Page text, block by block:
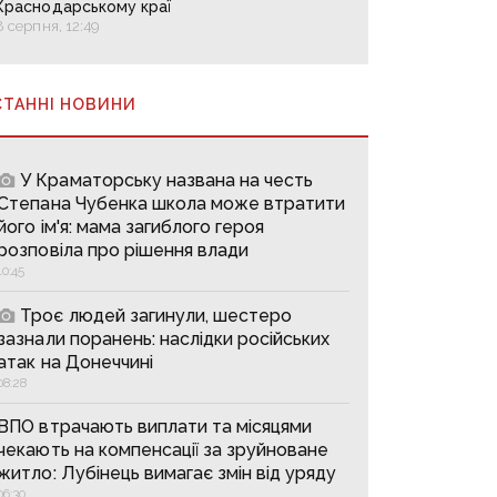
краї
серпня, 12:49
НОВИНИ
У Краматорську названа на честь
Чубенка школа може втратити
ім'я: мама загиблого героя
про рішення влади
Троє людей загинули, шестеро
поранень: наслідки російських
на Донеччині
втрачають виплати та місяцями
на компенсації за зруйноване
Лубінець вимагає змін від уряду